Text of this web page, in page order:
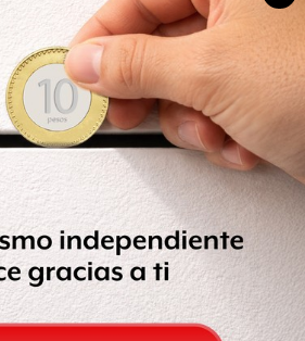
cinco nuevas preparatorias en la
universidad, que tendrá
la UNAM y el Instituto
fueron mencionados por la jefa de
las acciones de atención a las
de más y mejores policías, se
elementos preventivos, pues
que haya 24 mil 168 oficiales